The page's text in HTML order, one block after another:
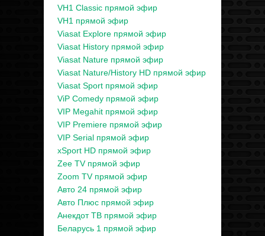
VH1 Classic прямой эфир
VH1 прямой эфир
Viasat Explore прямой эфир
Viasat History прямой эфир
Viasat Nature прямой эфир
Viasat Nature/History HD прямой эфир
Viasat Sport прямой эфир
ViP Comedy прямой эфир
VIP Megahit прямой эфир
VIP Premiere прямой эфир
VIP Serial прямой эфир
xSport HD прямой эфир
Zee TV прямой эфир
Zoom TV прямой эфир
Авто 24 прямой эфир
Авто Плюс прямой эфир
Анекдот ТВ прямой эфир
Беларусь 1 прямой эфир